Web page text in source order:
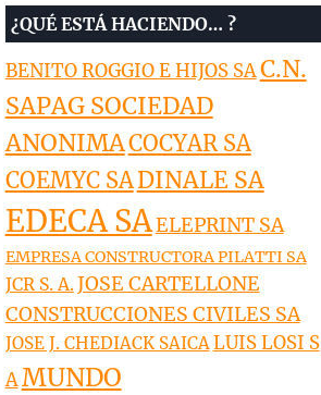
¿QUÉ ESTÁ HACIENDO… ?
BENITO ROGGIO E HIJOS SAC.N.
SAPAG SOCIEDAD
ANONIMACOCYAR SA
COEMYC SADINALE SA
EDECA SAELEPRINT SA
EMPRESA CONSTRUCTORA PILATTI SA
JCR S. A.JOSE CARTELLONE
CONSTRUCCIONES CIVILES SA
JOSE J. CHEDIACK SAICALUIS LOSI S
AMUNDO